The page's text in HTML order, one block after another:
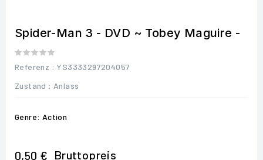
Spider-Man 3 - DVD ~ Tobey Maguire -
Referenz : YS3333297204057
Zustand : Anlass
Genre: Action
0,50 € Bruttopreis